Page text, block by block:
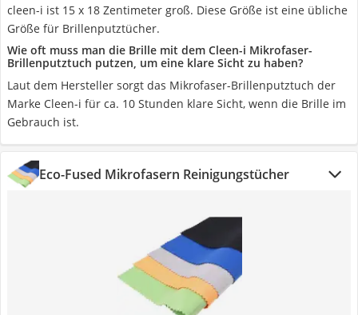
cleen-i ist 15 x 18 Zentimeter groß. Diese Größe ist eine übliche
Größe für Brillenputztücher.
Wie oft muss man die Brille mit dem Cleen-i Mikrofaser-
Brillenputztuch putzen, um eine klare Sicht zu haben?
Laut dem Hersteller sorgt das Mikrofaser-Brillenputztuch der
Marke Cleen-i für ca. 10 Stunden klare Sicht, wenn die Brille im
Gebrauch ist.
Eco-Fused Mikrofasern Reinigungstücher